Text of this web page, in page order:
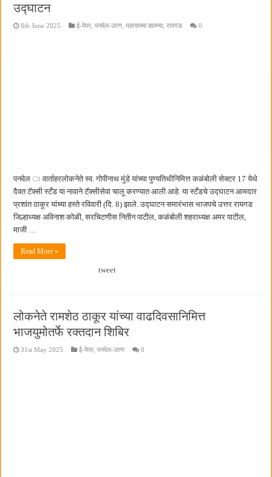
उद्घाटन
8th June 2025 ई-पेपर ,पनवेल-उरण ,महत्वाच्या बातम्या,रायगड 0
पनवेल ः वार्ताहरलोकनेते स्व. गोपीनाथ मुंडे यांच्या पुण्यतिथीनिमित्त कळंबोली सेक्टर 17 येथे
दैवत टॅक्सी स्टँड या नावाने टॅक्सीसेवा चालू करण्यात आली आहे. या स्टँडचे उद्घाटन आमदार
प्रशांत ठाकूर यांच्या हस्ते रविवारी (दि. 8) झाले. उद्घाटन समारंभास भाजपचे उत्तर रायगड
जिल्हाध्यक्ष अविनाश कोळी, सरचिटणीस नितीन पाटील, कळंबोली शहराध्यक्ष अमर पाटील,
माजी …
Read More »
tweet
लोकनेते रामशेठ ठाकूर यांच्या वाढदिवसानिमित्त
भाजयुमोतर्फे रक्तदान शिबिर
31st May 2025 ई-पेपर ,पनवेल-उरण 0